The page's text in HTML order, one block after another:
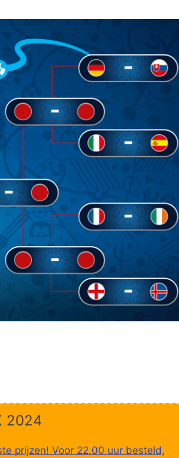
2024
prijzen! Voor 22.00 uur besteld,